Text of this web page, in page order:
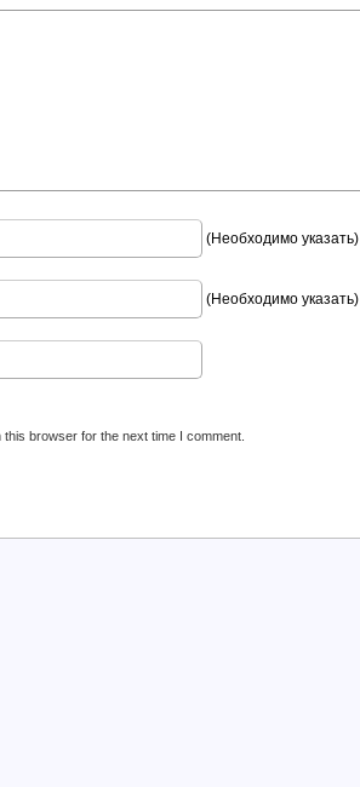
(Необходимо указать)
(Необходимо указать)
browser for the next time I comment.